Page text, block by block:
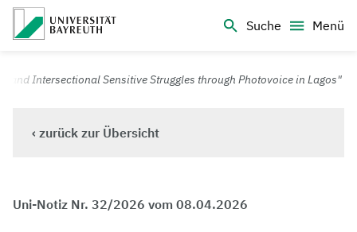
Suche
Menü
Universität Bayreuth – Deine Top-Campus-Uni
and Intersectional Sensitive Struggles through Photovoice in Lagos"
‹ zurück zur Übersicht
Uni-Notiz Nr. 32/2026 vom 08.04.2026